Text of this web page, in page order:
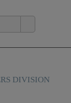
DIVISION